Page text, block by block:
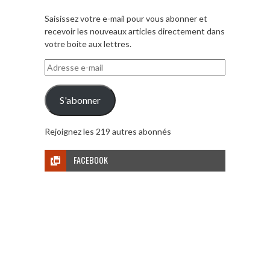
Saisissez votre e-mail pour vous abonner et
recevoir les nouveaux articles directement dans
votre boite aux lettres.
Adresse
e-
mail
S'abonner
Rejoignez les 219 autres abonnés
FACEBOOK